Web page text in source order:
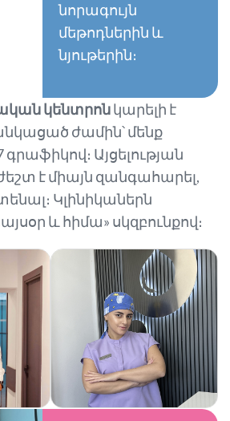
նորագույն
մեթոդներին և
նյութերին։
կենտրոնկարելի է
ժամին՝ մենք
գրաֆիկով։ Այցելության
է միայն զանգահարել,
Կլինիկաներն
և հիմա» սկզբունքով։